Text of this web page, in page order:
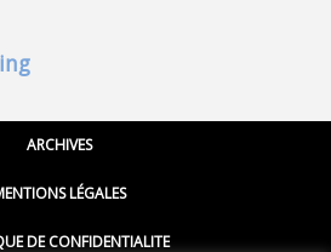
ARCHIVES
LÉGALES
DE CONFIDENTIALITE